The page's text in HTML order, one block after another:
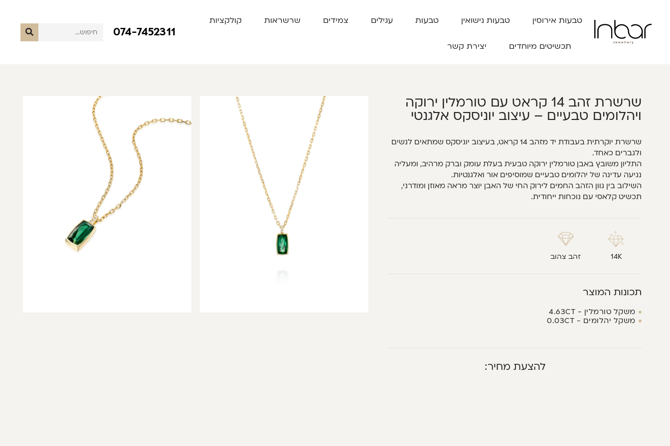
טבעות אירוסין טבעות נישואין טבעות עגילים צמידים שרשראות קולקציות
תכשיטים מיוחדים יצירת קשר
074-7452311
שרשרת זהב 14 קראט עם טורמלין ירוקה
ויהלומים טבעיים – עיצוב יוניסקס אלגנטי
שרשרת יוקרתית בעבודת יד מזהב 14 קראט, בעיצוב יוניסקס שמתאים לנשים
ולגברים כאחד.
התליון משובץ באבן טורמלין ירוקה טבעית בעלת עומק וברק מרהיב, ומעליה
נגיעה עדינה של יהלומים טבעיים שמוסיפים אור ואלגנטיות.
השילוב בין גוון הזהב החמים לירוק החי של האבן יוצר מראה מאוזן ומודרני,
תכשיט קלאסי עם נוכחות ייחודית.
14K זהב צהוב
תכונות המוצר
משקל טורמלין - 4.63CT
משקל יהלומים - 0.03CT
להצעת מחיר: